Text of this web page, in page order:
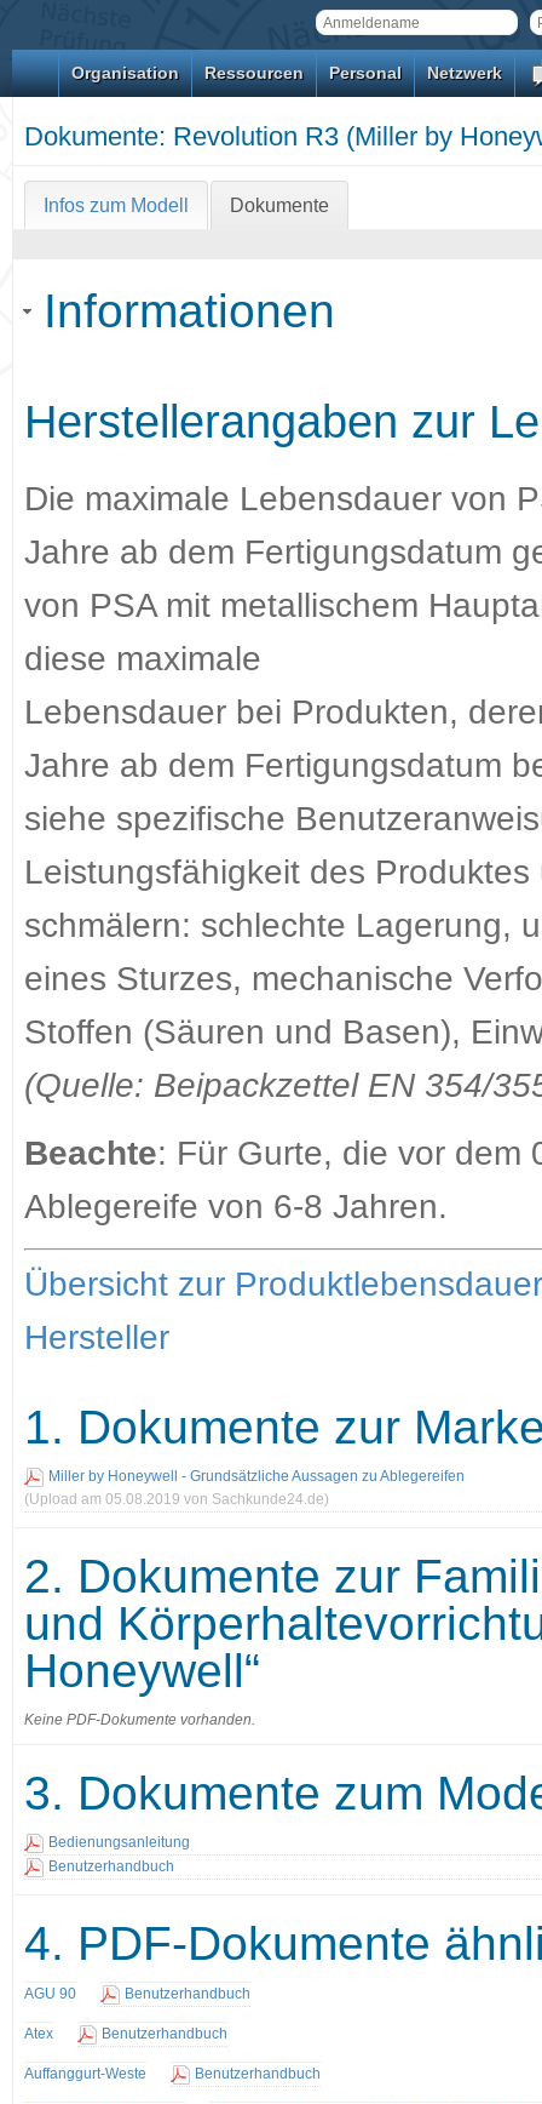
Organisation Ressourcen Personal Netzwerk
Dokumente: Revolution R3 (Miller by
Infos zum Modell Dokumente
Informationen
Herstellerangaben zur
Die maximale Lebensdauer von
Jahre ab dem Fertigungsdatum
von PSA mit metallischem
diese maximale
Lebensdauer bei Produkten,
Jahre ab dem Fertigungsdatum
siehe spezifische
Leistungsfähigkeit des
schmälern: schlechte Lagerung,
eines Sturzes, mechanische
Stoffen (Säuren und Basen),
(Quelle: Beipackzettel EN 354/
Beachte: Für Gurte, die vor dem
Ablegereife von 6-8 Jahren.
Übersicht zur
Hersteller
1. Dokumente zur
Miller by Honeywell - Grundsätzliche Aussagen zu Ablegereifen
(Upload am 05.08.2019 von Sachkunde24.de)
2. Dokumente zur
und
Honeywell“
Keine PDF-Dokumente vorhanden.
3. Dokumente zum
Bedienungsanleitung
Benutzerhandbuch
4. PDF-Dokumente
AGU 90 Benutzerhandbuch
Atex Benutzerhandbuch
Auffanggurt-Weste Benutzerhandbuch